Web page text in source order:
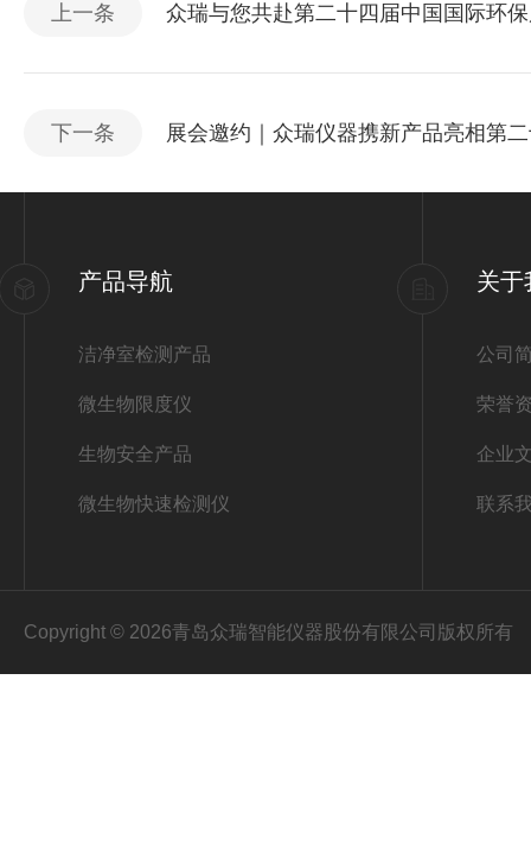
上一条 众瑞与您共赴第二十四届中国国际环
下一条 展会邀约｜众瑞仪器携新产品亮相第
产品导航
洁净室检测产品
微生物限度仪
生物安全产品
微生物快速检测仪
关于
公司
荣誉
企业
联系
Copyright © 2026青岛众瑞智能仪器股份有限公司版权所有